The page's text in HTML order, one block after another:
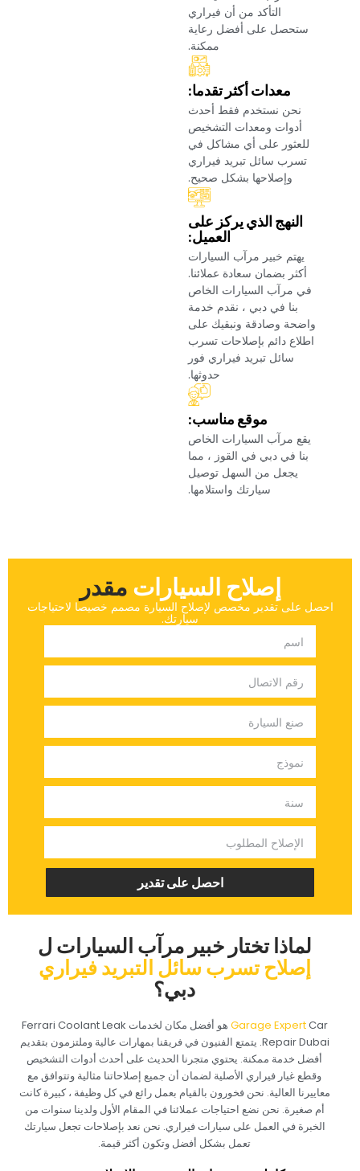
التأكد من أن فيراري
ستحصل على أفضل رعاية
ممكنة.‏
‏معدات أكثر تقدما:‏
‏نحن نستخدم فقط أحدث
أدوات ومعدات التشخيص
للعثور على أي مشاكل في
تسرب سائل تبريد فيراري
وإصلاحها بشكل صحيح.‏
‏النهج الذي يركز على
العميل:‏
‏يهتم خبير مرآب السيارات
أكثر بضمان سعادة عملائنا.
في مرآب السيارات الخاص
بنا في دبي ، نقدم خدمة
واضحة وصادقة ونبقيك على
اطلاع دائم بإصلاحات تسرب
سائل تبريد فيراري فور
حدوثها.‏
‏موقع مناسب:‏
‏يقع مرآب السيارات الخاص
بنا في دبي في القوز ، مما
يجعل من السهل توصيل
سيارتك واستلامها.‏
‏لماذا تختار خبير مرآب السيارات ل‏
‏إصلاح تسرب سائل التبريد فيراري‏
‏دبي؟‏
‏Car ‏
‏Garage Expert‏
‏ هو أفضل مكان لخدمات Ferrari Coolant Leak
Repair Dubai. يتمتع الفنيون في فريقنا بمهارات عالية وملتزمون بتقديم
أفضل خدمة ممكنة. يحتوي متجرنا الحديث على أحدث أدوات التشخيص
وقطع غيار فيراري الأصلية لضمان أن جميع إصلاحاتنا مثالية وتتوافق مع
معاييرنا العالية. نحن فخورون بالقيام بعمل رائع في كل وظيفة ، كبيرة كانت
أم صغيرة. نحن نضع احتياجات عملائنا في المقام الأول ولدينا سنوات من
الخبرة في العمل على سيارات فيراري. نحن نعد بإصلاحات تجعل سيارتك
تعمل بشكل أفضل وتكون أكثر قيمة.‏
إصلاح السيارات ‏مقدر‏
‏احصل على تقدير مخصص لإصلاح السيارة مصمم خصيصا لاحتياجات
سيارتك.‏
‏احصل على تقدير‏